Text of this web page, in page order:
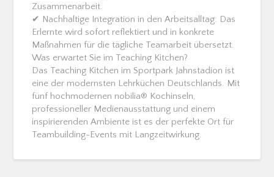
Zusammenarbeit.
✔ Nachhaltige Integration in den Arbeitsalltag: Das
Erlernte wird sofort reflektiert und in konkrete
Maßnahmen für die tägliche Teamarbeit übersetzt.
Was erwartet Sie im Teaching Kitchen?
Das Teaching Kitchen im Sportpark Jahnstadion ist
eine der modernsten Lehrküchen Deutschlands. Mit
fünf hochmodernen nobilia® Kochinseln,
professioneller Medienausstattung und einem
inspirierenden Ambiente ist es der perfekte Ort für
Teambuilding-Events mit Langzeitwirkung.